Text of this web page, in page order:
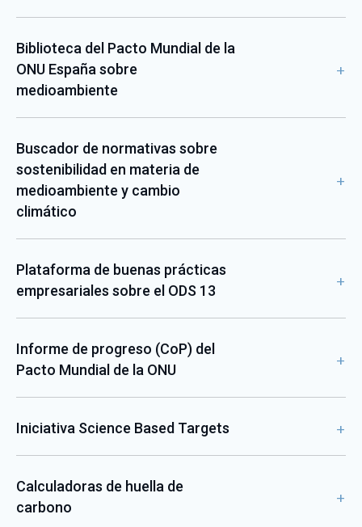
Biblioteca del Pacto Mundial de la
ONU España sobre
medioambiente
Buscador de normativas sobre
sostenibilidad en materia de
medioambiente y cambio
climático
Plataforma de buenas prácticas
empresariales sobre el ODS 13
Informe de progreso (CoP) del
Pacto Mundial de la ONU
Iniciativa Science Based Targets
Calculadoras de huella de
carbono